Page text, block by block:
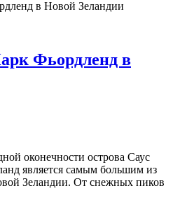
Фьордленд в
оконечности острова Саус
является самым большим из
Зеландии. От снежных пиков